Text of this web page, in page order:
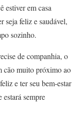
estiver em casa
seja feliz e saudável,
sozinho.
de companhia, o
cão muito próximo ao
e ter seu bem-estar
sempre